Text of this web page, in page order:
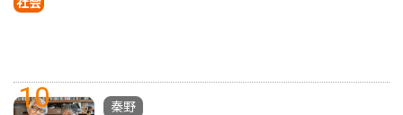
10
秦野